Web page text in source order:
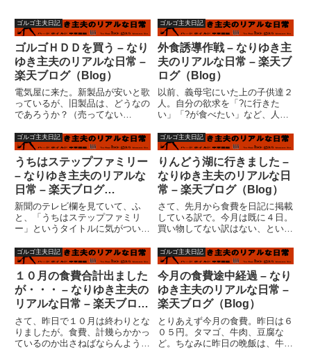
ゴルゴ主夫日記
ゴルゴＨＤＤを買う – なり
ゆき主夫のリアルな日常 –
楽天ブログ（Blog）
電気屋に来た。新製品が安いと歌
っているが、旧製品は、どうなの
であろうか？（売ってない
ィスクを買うのだ。ドライブ関係
で旧製品を買うような馬鹿げたこ
とをしないのがゴルゴである。回
転ものは、新しければ新しいほど
いい。...
ゴルゴ主夫日記
外食誘導作戦 – なりゆき主
夫のリアルな日常 – 楽天ブ
ログ（Blog）
以前、義母宅にいた上の子供達２
人。自分の欲求を「?に行きた
い」「?が食べたい」など、人の
非常に悪い癖があった。私はこの
悪癖を叩き直すため、次の作戦を
とった。「２倍得する誘導作戦」
である。子供達には、大体次のよ
う...
ゴルゴ主夫日記
うちはステップファミリー
– なりゆき主夫のリアルな
日常 – 楽天ブログ
（Blog）
新聞のテレビ欄を見ていて、ふ
と、「うちはステップファミリ
ー」というタイトルに気がつい
である。ちょうどこれから始まる
ところだ。私はテレビのスイッチ
を入れた。キムチ鍋を運んできた
妻が言った。「まさか見るつもり
なの？...
ゴルゴ主夫日記
りんどう湖に行きました –
なりゆき主夫のリアルな日
常 – 楽天ブログ（Blog）
さて、先月から食費を日記に掲載
している訳で。今月は既に４日。
買い物してない訳はない、という
上げている。実は、２日にりんど
う湖ファミリー牧場に行った。知
らない人はここをクリック！クリ
ックしてもわかる訳ではない、
念...
ゴルゴ主夫日記
１０月の食費合計出ました
が・・・ – なりゆき主夫の
リアルな日常 – 楽天ブログ
（Blog）
さて、昨日で１０月は終わりとな
りましたが。食費、計幾らかかっ
ているのか出さねばならんよう
ゴルゴ主夫日記
今月の食費途中経過 – なり
ゆき主夫のリアルな日常 –
楽天ブログ（Blog）
とりあえず今月の食費。昨日は６
０５円。タマゴ、牛肉、豆腐な
ど。ちなみに昨日の晩飯は、牛丼